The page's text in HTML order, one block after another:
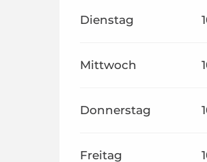
Dienstag
Mittwoch
Donnerstag
Freitag